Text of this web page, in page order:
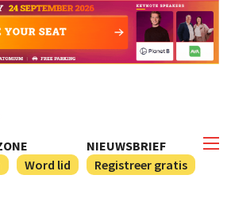
NIEUWSBRIEF
Registreer gratis
Word lid